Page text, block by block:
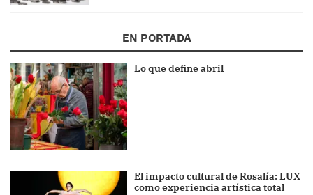
EN PORTADA
Lo que define abril
El impacto cultural de Rosalía: LUX
como experiencia artística total